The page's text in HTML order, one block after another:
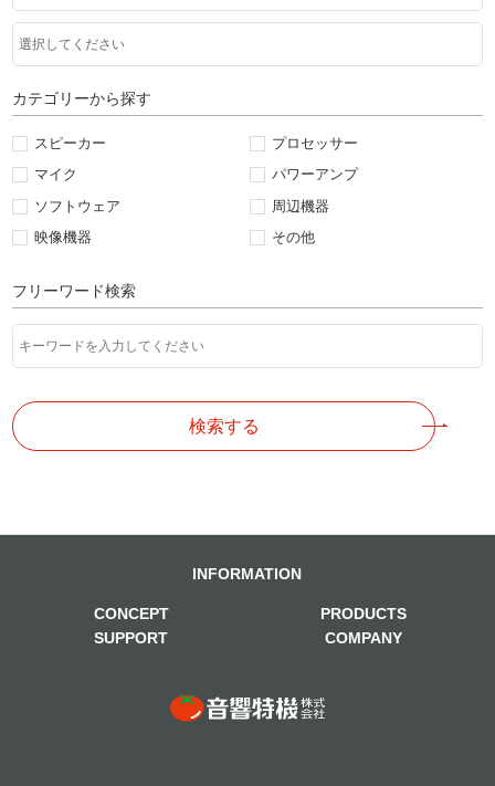
カテゴリーから探す
スピーカー
プロセッサー
マイク
パワーアンプ
ソフトウェア
周辺機器
映像機器
その他
フリーワード検索
検索する
CONCEPT
PRODUCTS
SUPPORT
COMPANY
INFORMATION